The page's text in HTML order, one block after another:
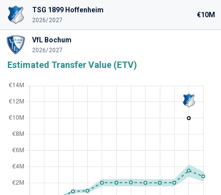
TSG 1899 Hoffenheim
2026/2027
€10M
VfL Bochum
2026/2027
Estimated Transfer Value (ETV)